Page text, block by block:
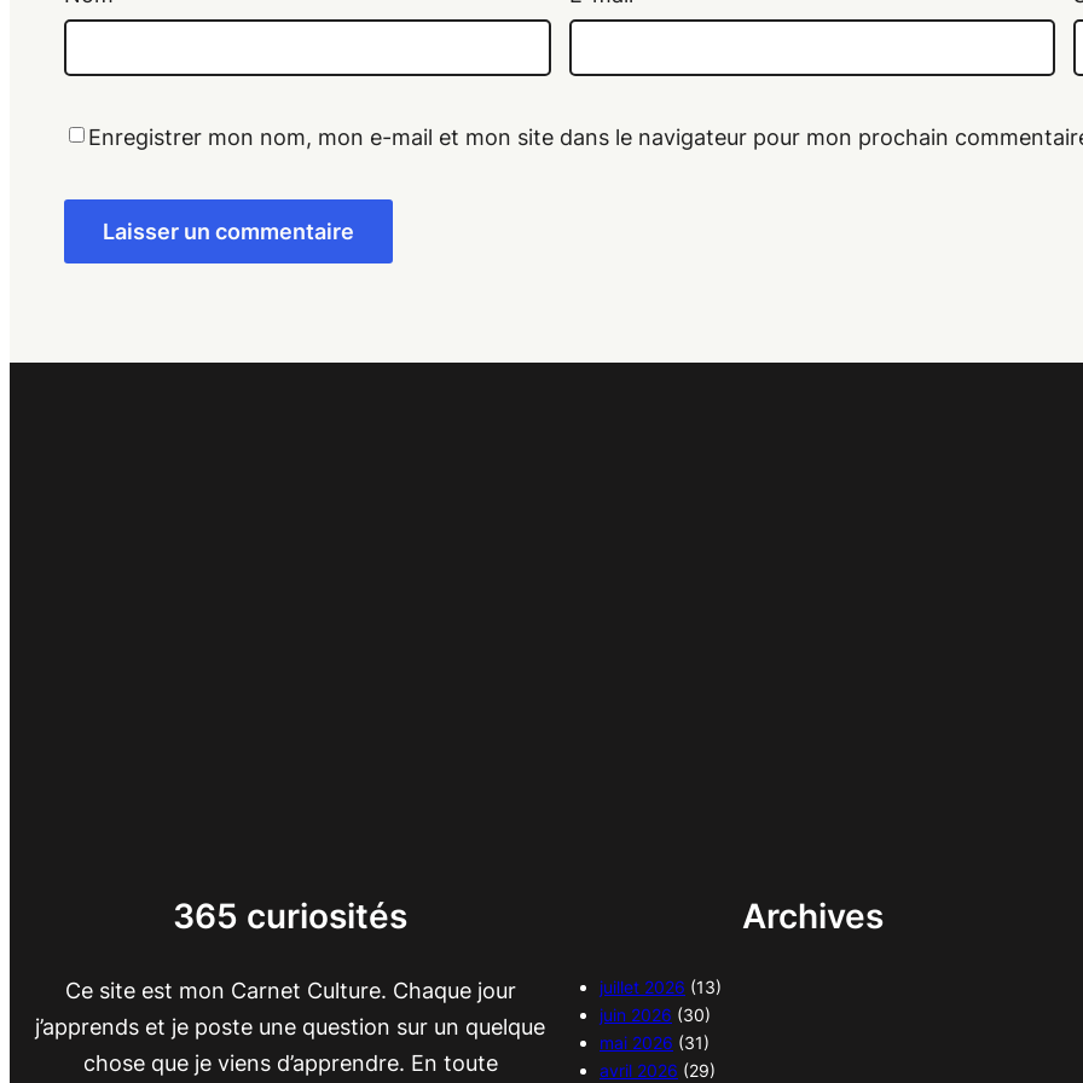
Enregistrer mon nom, mon e-mail et mon site dans le navigateur pour mon prochain
365 curiosités
Ce site est mon Carnet Culture. Chaque jour
j’apprends et je poste une question sur un quelque
chose que je viens d’apprendre. En toute
Archives
juillet 2026 (13)
juin 2026 (30)
mai 2026 (31)
avril 2026 (29)